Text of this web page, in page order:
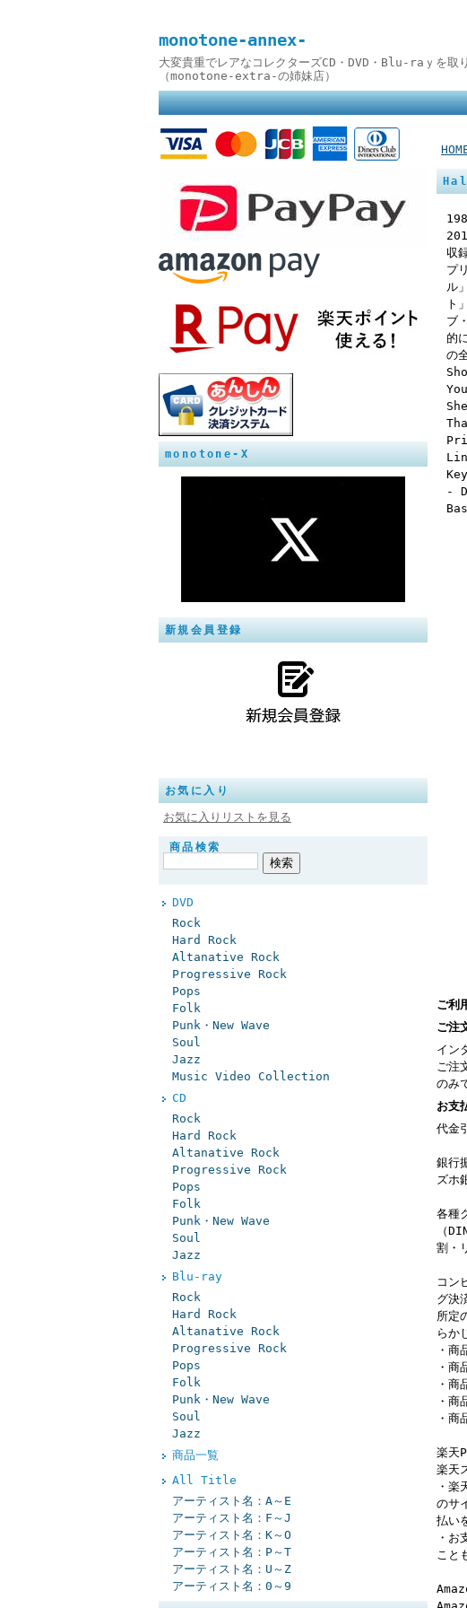
monotone-annex-
大変貴重でレアなコレクターズCD・DVD・Blu-raｙを取
（monotone-extra-の姉妹店）
monotone-X
新規会員登録
お気に入り
お気に入りリストを見る
商品検索
DVD
Rock
Hard Rock
Altanative Rock
Progressive Rock
Pops
Folk
Punk・New Wave
Soul
Jazz
Music Video Collection
CD
Rock
Hard Rock
Altanative Rock
Progressive Rock
Pops
Folk
Punk・New Wave
Soul
Jazz
Blu-ray
Rock
Hard Rock
Altanative Rock
Progressive Rock
Pops
Folk
Punk・New Wave
Soul
Jazz
商品一覧
All Title
アーティスト名：A～E
アーティスト名：F～J
アーティスト名：K～O
アーティスト名：P～T
アーティスト名：U～Z
アーティスト名：0～9
収
プ
ル
ト
ブ
的
の
-
ご利
ご注
イン
ご注
のみ
お支
代金
銀行
ズホ
各種
（
割・
コン
グ決
所定
らか
・
・
・
・
・
楽天
楽天
・楽
のサ
払い
・お
こと